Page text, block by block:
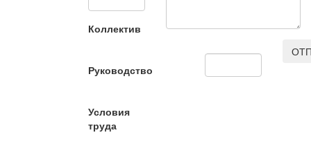
Коллектив
Руководство
Условия
труда